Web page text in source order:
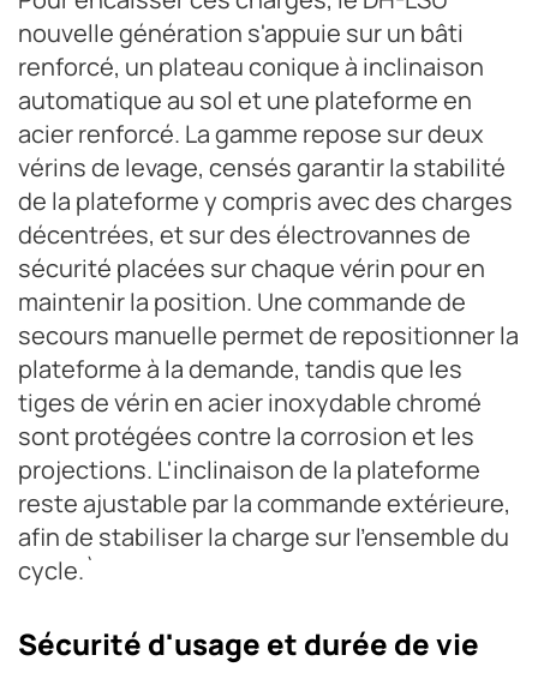
nouvelle génération s'appuie sur un bâti
renforcé, un plateau conique à inclinaison
automatique au sol et une plateforme en
acier renforcé. La gamme repose sur deux
vérins de levage, censés garantir la stabilité
de la plateforme y compris avec des charges
décentrées, et sur des électrovannes de
sécurité placées sur chaque vérin pour en
maintenir la position. Une commande de
secours manuelle permet de repositionner la
plateforme à la demande, tandis que les
tiges de vérin en acier inoxydable chromé
sont protégées contre la corrosion et les
projections. L'inclinaison de la plateforme
reste ajustable par la commande extérieure,
afin de stabiliser la charge sur l'ensemble du
cycle.`
Sécurité d'usage et durée de vie